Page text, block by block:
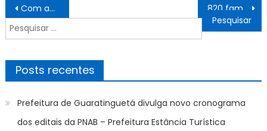
Navegação
de
Post
Com apoio do Governo, Parque Tecnológico vai gerar empregos e abrir novas oportunidades na fronteira
Pesquisar
por:
Posts recentes
Prefeitura de Guaratinguetá divulga novo cronograma
dos editais da PNAB – Prefeitura Estância Turística